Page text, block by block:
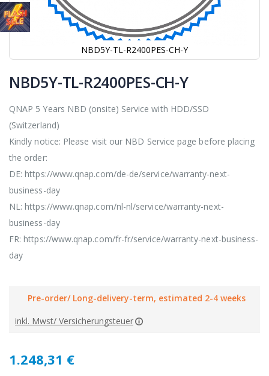
NBD5Y-TL-R2400PES-CH-Y
Anfang
der
springen
NBD5Y-TL-R2400PES-CH-Y
QNAP 5 Years NBD (onsite) Service with HDD/SSD
(Switzerland)
Kindly notice: Please visit our NBD Service page before placing
the order:
DE: https://www.qnap.com/de-de/service/warranty-next-
business-day
NL: https://www.qnap.com/nl-nl/service/warranty-next-
business-day
FR: https://www.qnap.com/fr-fr/service/warranty-next-business-
day
Pre-order/ Long-delivery-term, estimated 2-4 weeks
inkl. Mwst/ Versicherungsteuer
1.248,31 €